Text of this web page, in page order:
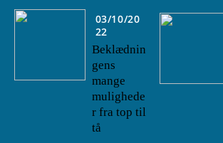
03/10/20
22
Beklædnin
gens
mange
mulighede
r fra top til
tå